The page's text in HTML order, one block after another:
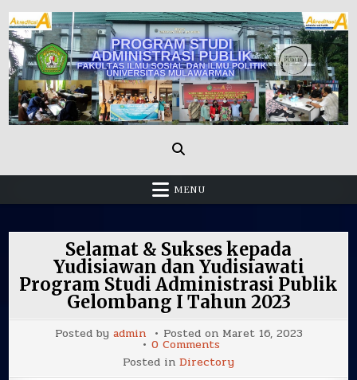
Skip
to
content
Administrasi Publik Fisip Unmul
MENU
Selamat & Sukses kepada
Yudisiawan dan Yudisiawati
Program Studi Administrasi Publik
Gelombang I Tahun 2023
Posted by admin Posted on Maret 16, 2023
0 Commentson
&
Posted in Directory